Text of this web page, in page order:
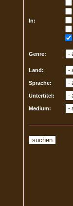
In:
Genre:
Land:
Sprache:
Untertitel:
Medium: